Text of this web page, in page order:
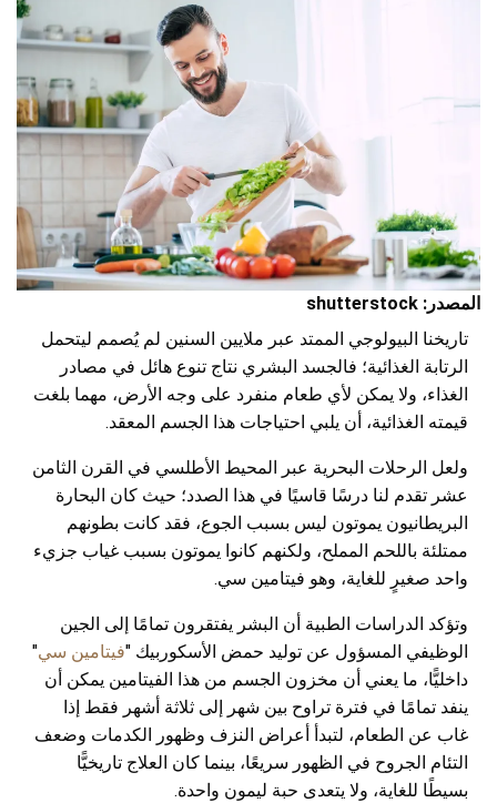
المصدر: shutterstock
تاريخنا البيولوجي الممتد عبر ملايين السنين لم يُصمم ليتحمل
الرتابة الغذائية؛ فالجسد البشري نتاج تنوع هائل في مصادر
الغذاء، ولا يمكن لأي طعام منفرد على وجه الأرض، مهما بلغت
قيمته الغذائية، أن يلبي احتياجات هذا الجسم المعقد.
ولعل الرحلات البحرية عبر المحيط الأطلسي في القرن الثامن
عشر تقدم لنا درسًا قاسيًا في هذا الصدد؛ حيث كان البحارة
البريطانيون يموتون ليس بسبب الجوع، فقد كانت بطونهم
ممتلئة باللحم المملح، ولكنهم كانوا يموتون بسبب غياب جزيء
واحد صغيرٍ للغاية، وهو فيتامين سي.
وتؤكد الدراسات الطبية أن البشر يفتقرون تمامًا إلى الجين
الوظيفي المسؤول عن توليد حمض الأسكوربيك "فيتامين سي"
داخليًّا، ما يعني أن مخزون الجسم من هذا الفيتامين يمكن أن
ينفد تمامًا في فترة تراوح بين شهر إلى ثلاثة أشهر فقط إذا
غاب عن الطعام، لتبدأ أعراض النزف وظهور الكدمات وضعف
التئام الجروح في الظهور سريعًا، بينما كان العلاج تاريخيًّا
بسيطًا للغاية، ولا يتعدى حبة ليمون واحدة.